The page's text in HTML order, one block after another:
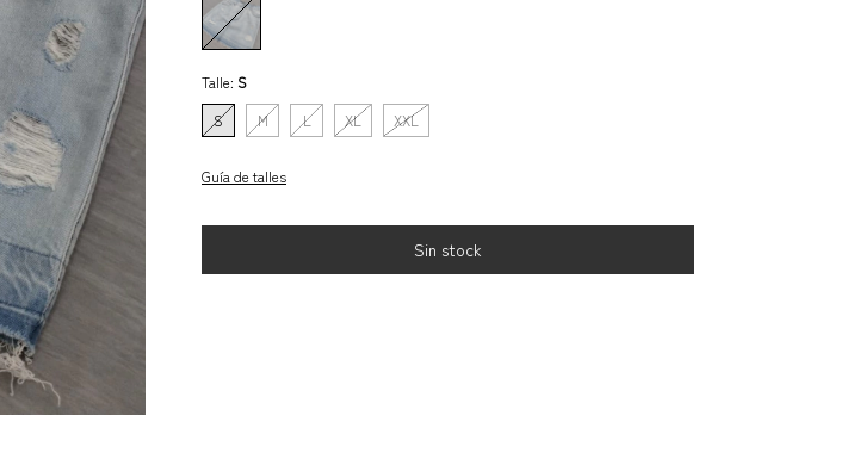
Talle: S
S
M L XL XXL
Guía de talles